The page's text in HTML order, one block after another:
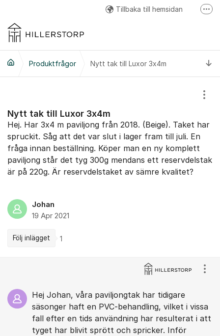
Tillbaka till hemsidan
Hillerstorp Youtube
Produktfrågor Nytt tak till Luxor 3x4m
Nytt tak till Luxor 3x4m
Hej. Har 3x4 m paviljong från 2018. (Beige). Taket har
spruckit. Såg att det var slut i lager fram till juli. En
fråga innan beställning. Köper man en ny komplett
paviljong står det tyg 300g mendans ett reservdelstak
är på 220g. Är reservdelstaket av sämre kvalitet?
Johan
19 Apr 2021
Följ inlägget 1
Hej Johan, våra paviljongtak har tidigare
säsonger haft en PVC-behandling, vilket i vissa
fall efter en tids användning har resulterat i att
tyget har blivit sprött och spricker. Inför